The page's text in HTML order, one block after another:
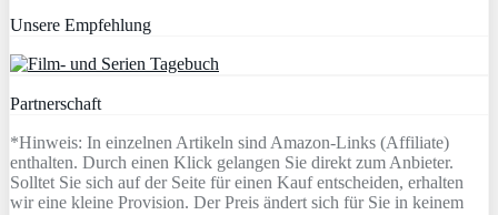
Unsere Empfehlung
Partnerschaft
*Hinweis: In einzelnen Artikeln sind Amazon-Links (Affiliate)
enthalten. Durch einen Klick gelangen Sie direkt zum Anbieter.
Solltet Sie sich auf der Seite für einen Kauf entscheiden, erhalten
wir eine kleine Provision. Der Preis ändert sich für Sie in keinem